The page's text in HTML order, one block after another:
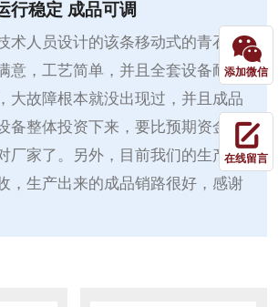
行稳定 成品可调
术人员设计的该条移动式的青石破
意，工艺简单，并且全套设备耐
大故障根本就没出现过，并且成品
备整体投资下来，要比预期资金少
厂家了。另外，目前我们的生产成
，生产出来的成品销路很好，感谢
添加微信
在线留言